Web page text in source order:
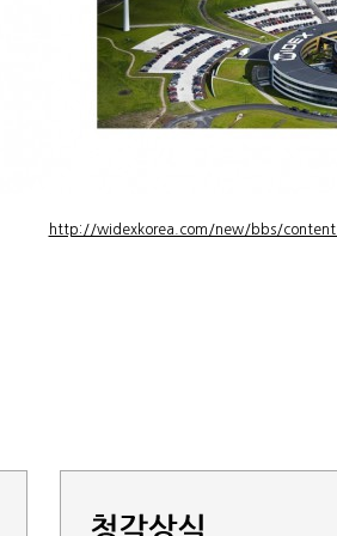
http://widexkorea.com/new/bbs/